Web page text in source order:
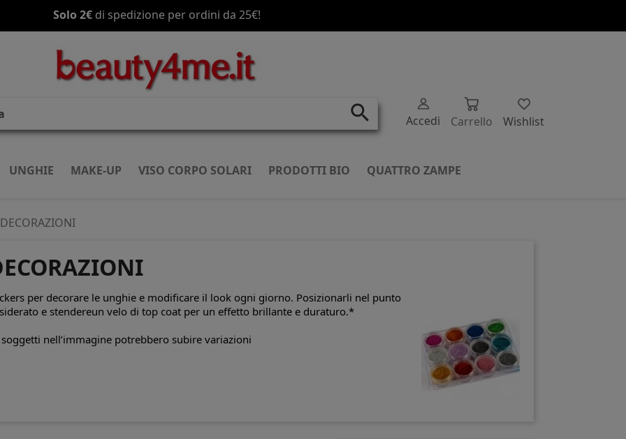
Spedizione gratisa partire da 70€!
search Accedi Carrello Wishlist
UNGHIE MAKE-UP VISO CORPO SOLARI PRODOTTI BIO QUATTRO ZAMPE
DECORAZIONI
per decorare le unghie e modificare il look ogni giorno. Posizionarli nel punto
e stendereun velo di top coat per un effetto brillante e duraturo.*
nell’immagine potrebbero subire variazioni